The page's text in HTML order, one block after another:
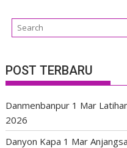
POST TERBARU
Danmenbanpur 1 Mar
2026
Danyon Kapa 1 Mar